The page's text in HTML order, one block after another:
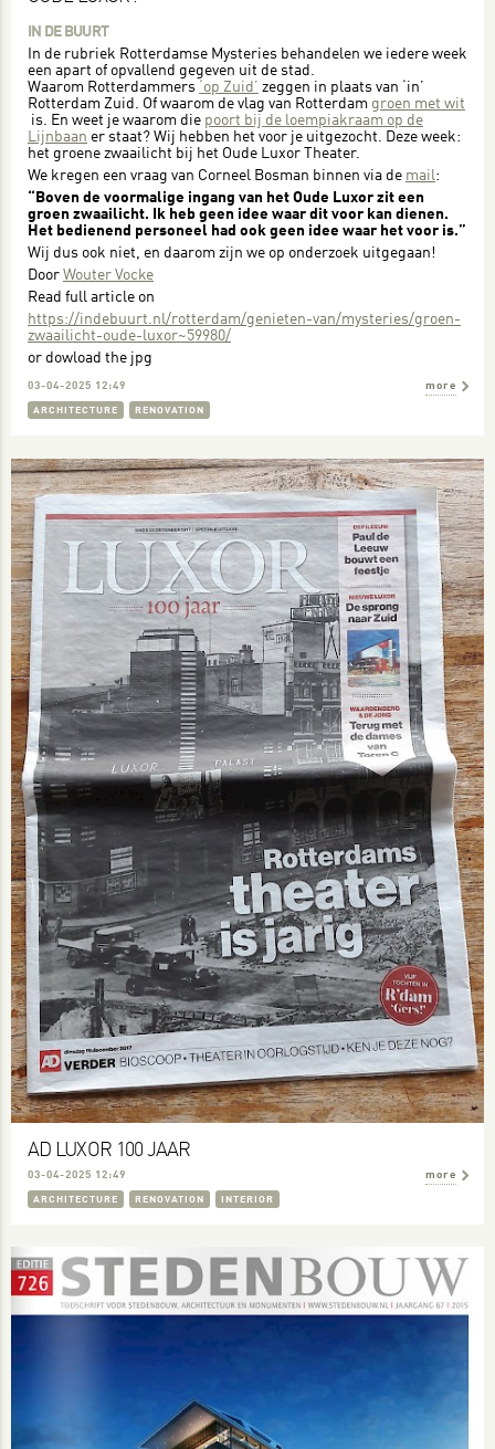
IN DE BUURT
In de rubriek Rotterdamse Mysteries behandelen we iedere week
een apart of opvallend gegeven uit de stad.
Waarom Rotterdammers ‘op Zuid’ zeggen in plaats van ‘in’
Rotterdam Zuid. Of waarom de vlag van Rotterdam groen met wit
is. En weet je waarom die poort bij de loempiakraam op de
Lijnbaan er staat? Wij hebben het voor je uitgezocht. Deze week:
het groene zwaailicht bij het Oude Luxor Theater.
We kregen een vraag van Corneel Bosman binnen via de mail:
“Boven de voormalige ingang van het Oude Luxor zit een
groen zwaailicht. Ik heb geen idee waar dit voor kan dienen.
Het bedienend personeel had ook geen idee waar het voor is.”
Wij dus ook niet, en daarom zijn we op onderzoek uitgegaan!
Door Wouter Vocke
Read full article on
https://indebuurt.nl/rotterdam/genieten-van/mysteries/groen-
zwaailicht-oude-luxor~59980/
or dowload the jpg
03-04-2025 12:49 more
ARCHITECTURE RENOVATION
AD LUXOR 100 JAAR
03-04-2025 12:49 more
ARCHITECTURE RENOVATION INTERIOR